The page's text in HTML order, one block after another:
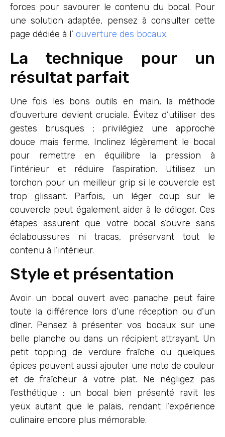
forces pour savourer le contenu du bocal. Pour
une solution adaptée, pensez à consulter cette
page dédiée à l’ ouverture des bocaux.
La technique pour un
résultat parfait
Une fois les bons outils en main, la méthode
d’ouverture devient cruciale. Évitez d’utiliser des
gestes brusques ; privilégiez une approche
douce mais ferme. Inclinez légèrement le bocal
pour remettre en équilibre la pression à
l’intérieur et réduire l’aspiration. Utilisez un
torchon pour un meilleur grip si le couvercle est
trop glissant. Parfois, un léger coup sur le
couvercle peut également aider à le déloger. Ces
étapes assurent que votre bocal s’ouvre sans
éclaboussures ni tracas, préservant tout le
contenu à l’intérieur.
Style et présentation
Avoir un bocal ouvert avec panache peut faire
toute la différence lors d’une réception ou d’un
dîner. Pensez à présenter vos bocaux sur une
belle planche ou dans un récipient attrayant. Un
petit topping de verdure fraîche ou quelques
épices peuvent aussi ajouter une note de couleur
et de fraîcheur à votre plat. Ne négligez pas
l’esthétique : un bocal bien présenté ravit les
yeux autant que le palais, rendant l’expérience
culinaire encore plus mémorable.